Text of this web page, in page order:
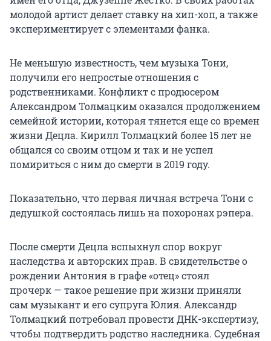
молодой артист делает ставку на хип-хоп, а также
экспериментирует с элементами фанка.
Не меньшую известность, чем музыка Тони,
получили его непростые отношения с
родственниками. Конфликт с продюсером
Александром Толмацким оказался продолжением
семейной истории, которая тянется еще со времен
жизни Децла. Кирилл Толмацкий более 15 лет не
общался со своим отцом и так и не успел
помириться с ним до смерти в 2019 году.
Показательно, что первая личная встреча Тони с
дедушкой состоялась лишь на похоронах рэпера.
После смерти Децла вспыхнул спор вокруг
наследства и авторских прав. В свидетельстве о
рождении Антония в графе «отец» стоял
прочерк — такое решение при жизни приняли
сам музыкант и его супруга Юлия. Александр
Толмацкий потребовал провести ДНК-экспертизу,
чтобы подтвердить родство наследника. Судебная